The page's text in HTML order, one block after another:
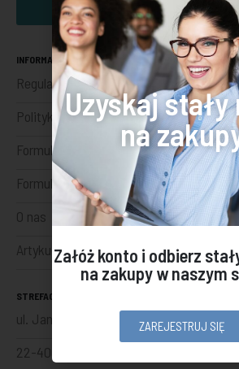
Wyślij
INFORMACJE
Regulamin sklepu internetowego
Polityka prywatności
Formularz odstąpienia
Formularz reklamacji
O nas
Artykuły
STREFACZYSTA SP Z O. O.
ul. Jana Kilińskiego 86
22-400 Zamość
Uzyskaj
na
Załóż konto i odbierz
na zakupy w naszym
ZAREJESTRUJ SIĘ